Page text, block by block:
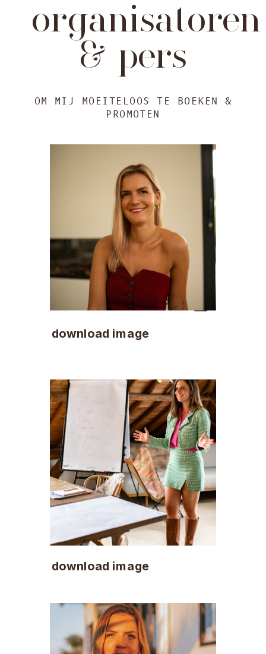
download image
download image
OM MIJ MOEITELOOS TE BOEKEN &
PROMOTEN
organisatoren
& pers